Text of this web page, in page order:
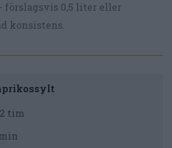
förslagsvis 0,5 liter eller
konsistens.
tim